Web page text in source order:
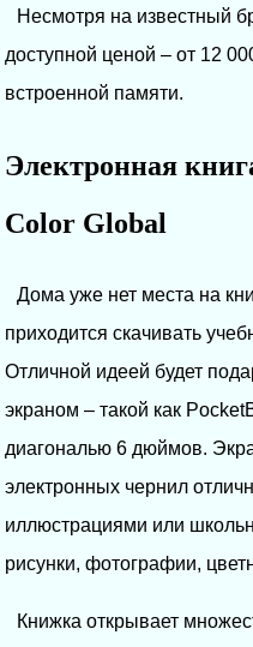
Несмотря на известный
доступной ценой – от 12
встроенной памяти.
Электронная
Color Global
Дома уже нет места на
приходится скачивать
Отличной идеей будет
экраном – такой как
диагональю 6 дюймов.
электронных чернил
иллюстрациями или
рисунки, фотографии,
Книжка открывает